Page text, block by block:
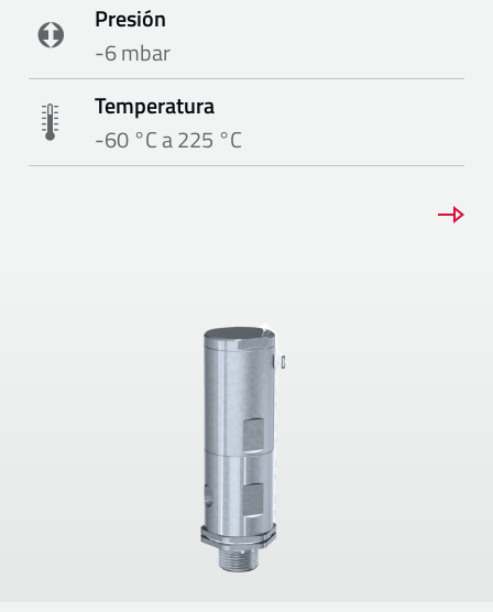
Presión
-6 mbar
Temperatura
-60 °C a 225 °C